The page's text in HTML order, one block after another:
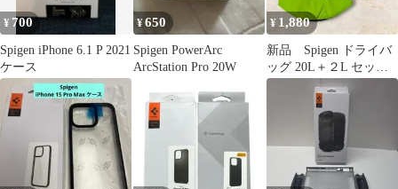
¥ 700
Spigen iPhone 6.1 P 2021
ケース
¥650
Spigen PowerArc
ArcStation Pro 20W
¥ 1,880
新品 Spigen ドライバ
ッグ 20L＋２L セッ
ト 防水バッグ